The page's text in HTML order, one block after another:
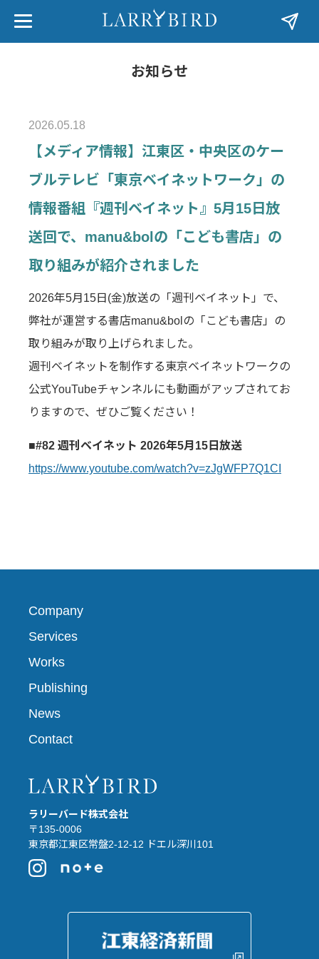
お知らせ
2026.05.18
【メディア情報】江東区・中央区のケー
ブルテレビ「東京ベイネットワーク」の
情報番組『週刊ベイネット』5月15日放
送回で、manu&bolの「こども書店」の
取り組みが紹介されました
2026年5月15日(金)放送の「週刊ベイネット」で、
弊社が運営する書店manu&bolの「こども書店」の
取り組みが取り上げられました。
週刊ベイネットを制作する東京ベイネットワークの
公式YouTubeチャンネルにも動画がアップされてお
りますので、ぜひご覧ください！
■#82 週刊ベイネット 2026年5月15日放送
https://www.youtube.com/watch?v=zJgWFP7Q1CI
Company
Services
Works
Publishing
News
Contact
ラリーバード株式会社
〒135-0006
東京都江東区常盤2-12-12 ドエル深川101